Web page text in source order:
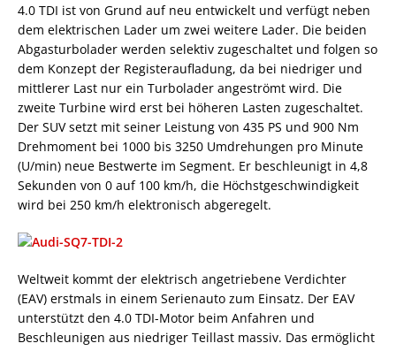
4.0 TDI ist von Grund auf neu entwickelt und verfügt neben
dem elektrischen Lader um zwei weitere Lader. Die beiden
Abgasturbolader werden selektiv zugeschaltet und folgen so
dem Konzept der Registeraufladung, da bei niedriger und
mittlerer Last nur ein Turbolader angeströmt wird. Die
zweite Turbine wird erst bei höheren Lasten zugeschaltet.
Der SUV setzt mit seiner Leistung von 435 PS und 900 Nm
Drehmoment bei 1000 bis 3250 Umdrehungen pro Minute
(U/min) neue Bestwerte im Segment. Er beschleunigt in 4,8
Sekunden von 0 auf 100 km/h, die Höchstgeschwindigkeit
wird bei 250 km/h elektronisch abgeregelt.
Weltweit kommt der elektrisch angetriebene Verdichter
(EAV) erstmals in einem Serienauto zum Einsatz. Der EAV
unterstützt den 4.0 TDI-Motor beim Anfahren und
Beschleunigen aus niedriger Teillast massiv. Das ermöglicht